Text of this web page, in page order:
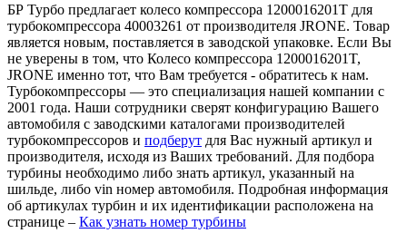
БР Турбо предлагает колесо компрессора 1200016201T для
турбокомпрессора 40003261 от производителя JRONE. Товар
является новым, поставляется в заводской упаковке. Если Вы
не уверены в том, что Колесо компрессора 1200016201T,
JRONE именно тот, что Вам требуется - обратитесь к нам.
Турбокомпрессоры — это специализация нашей компании с
2001 года. Наши сотрудники сверят конфигурацию Вашего
автомобиля с заводскими каталогами производителей
турбокомпрессоров и подберут для Вас нужный артикул и
производителя, исходя из Ваших требований. Для подбора
турбины необходимо либо знать артикул, указанный на
шильде, либо vin номер автомобиля. Подробная информация
об артикулах турбин и их идентификации расположена на
странице – Как узнать номер турбины